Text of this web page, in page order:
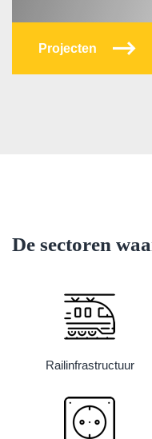
Projecten
De sectoren
Railinfrastructuur